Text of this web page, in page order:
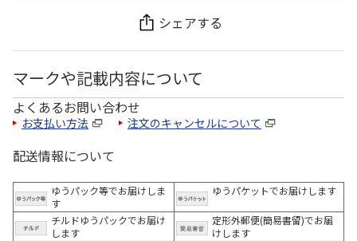
シェアする
マークや記載内容について
よくあるお問い合わせ
お支払い方法 注文のキャンセルについて
配送情報について
ゆうパック等でお届けしま
す
ゆうパケットでお届けします
チルドゆうパックでお届け
します
定形外郵便(簡易書留)でお届
けします